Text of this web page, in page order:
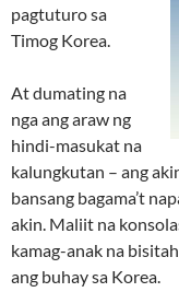
pagtuturo sa
Timog Korea.
At dumating na
nga ang araw ng
hindi-masukat na
kalungkutan – ang
bansang bagama’t
akin. Maliit na
kamag-anak na
ang buhay sa Korea.